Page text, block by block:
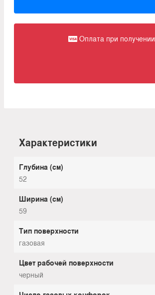
Оплата при получении
Характеристики
Глубина (см)
52
Ширина (см)
59
Тип поверхности
газовая
Цвет рабочей поверхности
черный